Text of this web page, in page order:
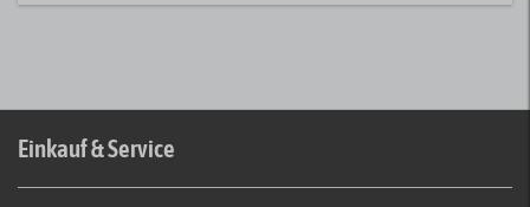
Einkauf & Service